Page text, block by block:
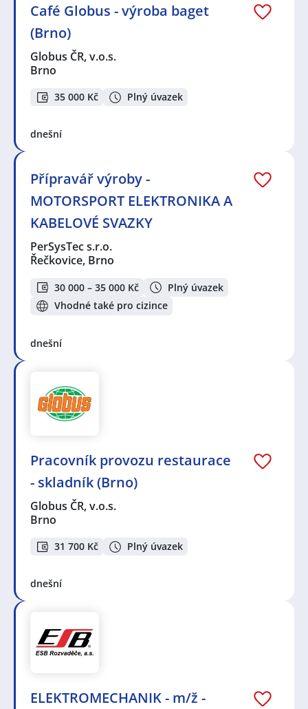
Café Globus - výroba baget
(Brno)
Globus ČR, v.o.s.
Brno
35 000 Kč Plný úvazek
dnešní
Přípravář výroby -
MOTORSPORT ELEKTRONIKA A
KABELOVÉ SVAZKY
PerSysTec s.r.o.
Řečkovice, Brno
30 000 – 35 000 Kč
Plný úvazek
Vhodné také pro cizince
dnešní
Pracovník provozu restaurace
- skladník (Brno)
Globus ČR, v.o.s.
Brno
31 700 Kč Plný úvazek
dnešní
ELEKTROMECHANIK - m/ž -